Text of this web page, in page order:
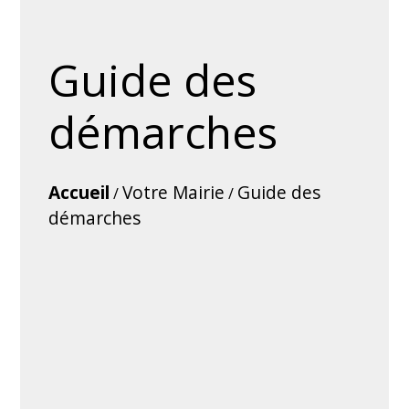
Guide des
démarches
Accueil /Votre Mairie / Guide des
démarches